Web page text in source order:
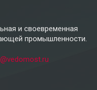
и своевременная
промышленности.